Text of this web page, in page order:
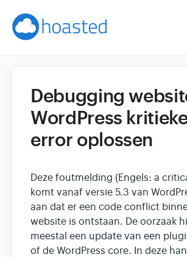
Helpdesk
Optimaliseren &
Contact
Klantenpaneel →
Debugging
WordPress
error oplossen
Deze foutmelding (Engels: a
komt vanaf versie 5.3 van
aan dat er een code conflict
website is ontstaan. De oorzaak
meestal een update van een
of de WordPress core. In deze